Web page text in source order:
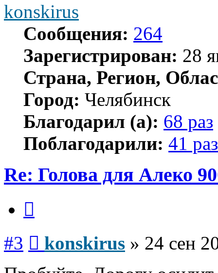
konskirus
Сообщения: 264
Зарегистрирован: 28
Страна, Регион,
Город: Челябинск
Благодарил (а): 68 раз
Поблагодарили: 41 раз
Re: Голова для Алеко
#3 konskirus » 24 сен